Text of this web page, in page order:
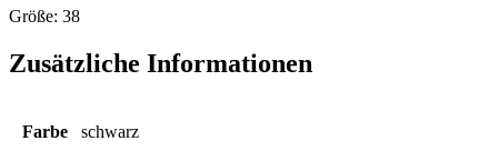
Größe: 38
Zusätzliche Informationen
Farbe schwarz